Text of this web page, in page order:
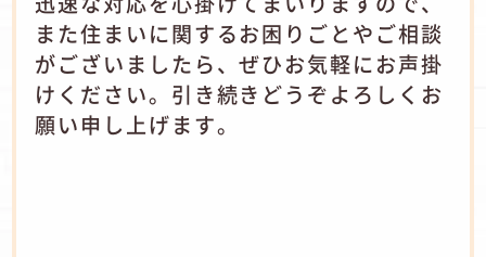
また住まいに関するお困りごとやご相談
がございましたら、ぜひお気軽にお声掛
けください。引き続きどうぞよろしくお
願い申し上げます。